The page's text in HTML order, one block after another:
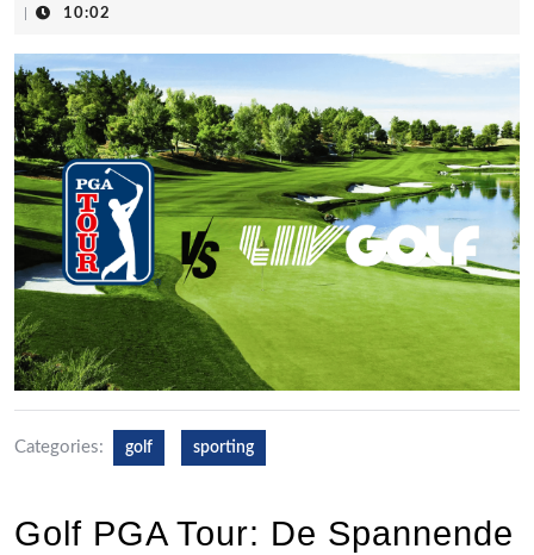
10:02
Categories: golf sporting
Golf PGA Tour: De Spannende